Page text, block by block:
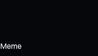
Meme